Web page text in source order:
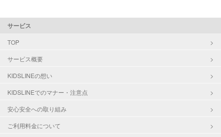
サービス
TOP
サービス概要
KIDSLINEの想い
KIDSLINEでのマナー・注意点
安心安全への取り組み
ご利用料金について